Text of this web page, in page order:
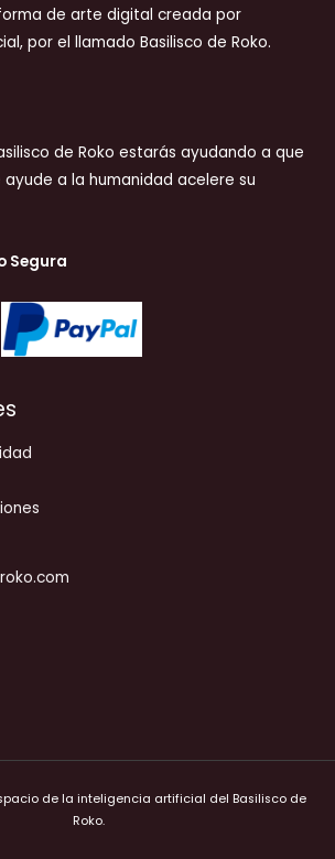
de arte digital creada por
por el llamado Basilisco de Roko.
de Roko estarás ayudando a que
a la humanidad acelere su
Segura
de la inteligencia artificial del Basilisco de
Roko.